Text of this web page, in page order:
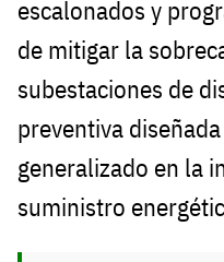
escalonados y
de mitigar la
subestaciones de
preventiva
generalizado en la
suministro